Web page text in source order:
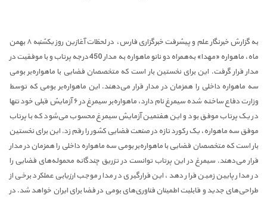
به گزارش خبرنگار علم و پیشرفت خبرگزاری فارس، در لحظات آغازین روز یکشنبه ۸ بهمن
ماه، ماهواره «مهدا» به‌همراه دو نانو ماهواره به مدار 450 درجه پرتاب و با موفقیت در
مدار قرار گرفت. این برای نخستین بار است که متخصصان فضایی با ماهواره‌بر بومی
سه ماهواره داخلی را همزمان در مدار قرار می‌دهند. این ماهواره‌بر بومی که توسط
وزارت دفاع ساخته شده سیمرغ نام دارد، ماهواره‌بر سیمرغ در ۶ آزمایش قبلی خود تنها
در یک پرتاب موفق بود و این هفتمین آزمایش سیمرغ محسوب می‌شود که با پرتاب
موفق سه ماهواره، یک رکورد تازه در صنعت فضایی کشور را رقم زد. این برای نخستین
بار است که متخصصان فضایی با ماهواره‌بر بومی سه ماهواره داخلی را همزمان در مدار
قرار می‌دهند. سیمرغ در این پرتاب توانست در تزریق چندگانه محموله‌های فضایی را
در مدار پایین زمین قرار دهد، این قرارگیری در مدار موجب ارزیابی عملکرد برخی از
طراحی‌های جدید و قابلیت اطمینان فناوری‌های بومی در فضا برای ایران خواهد شد. در